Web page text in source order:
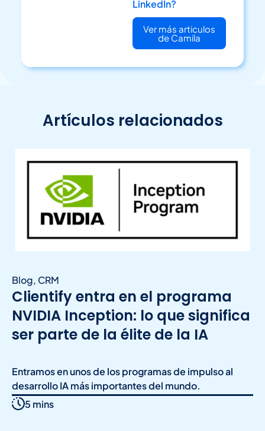
LinkedIn?
Ver más articulos
de Camila
Artículos relacionados
Blog, CRM
Clientify entra en el programa
NVIDIA Inception: lo que significa
ser parte de la élite de la IA
Entramos en unos de los programas de impulso al
desarrollo IA más importantes del mundo.
5 mins